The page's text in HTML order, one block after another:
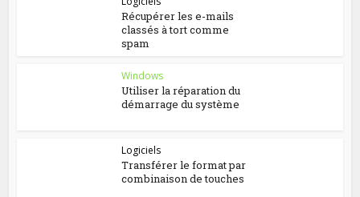
Récupérer les e-mails
classés à tort comme
spam
Windows
Utiliser la réparation du
démarrage du système
Logiciels
Transférer le format par
combinaison de touches